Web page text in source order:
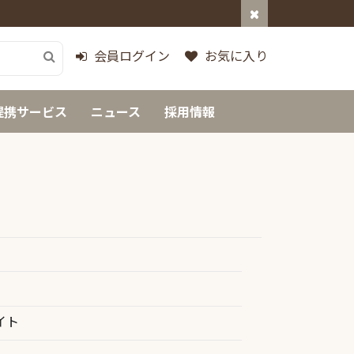
会員ログイン お気に入り
携サービス ニュース 採用情報
ト